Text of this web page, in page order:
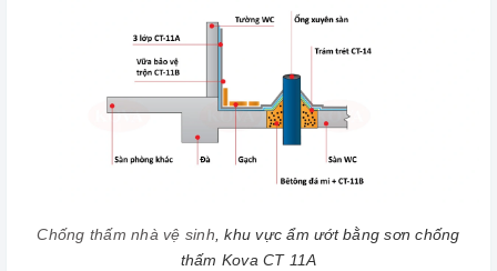
Chống thấm nhà vệ sinh, khu vực ẩm ướt bằng sơn chống
thấm Kova CT 11A